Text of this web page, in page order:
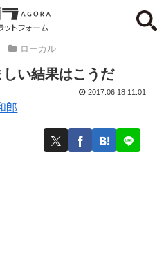
ローカル
い結果はこうだ
郎
2017.06.18 11:01